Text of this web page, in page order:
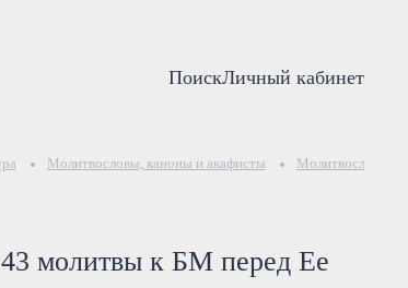
ПоискЛичный кабинет
Молитвословы, каноны и акафисты Молитвословы
молитвы к БМ перед Ее